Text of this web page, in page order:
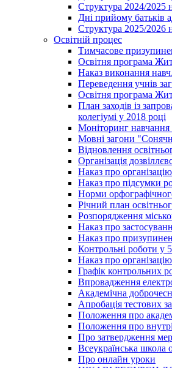
Структура 2024/2025
Дні прийому батьків
Структура 2025/2026
Освітній процес
Тимчасове
Освітня програма
Наказ виконання
Переведення учнів
Освітня програма
План заходів із
колегіумі у 2018 році
Моніторинг навчання
Мовні загони
Відновлення
Організація
Наказ про
Наказ про підсумки
Норми
Річний план
Розпорядження
Наказ про
Наказ про
Контрольні роботи у
Наказ про
Графік контрольних
Впровадження
Академічна
Апробація тестових
Положення про
Положення про
Про затвердження
Всеукраїнська школа
Про онлайн уроки